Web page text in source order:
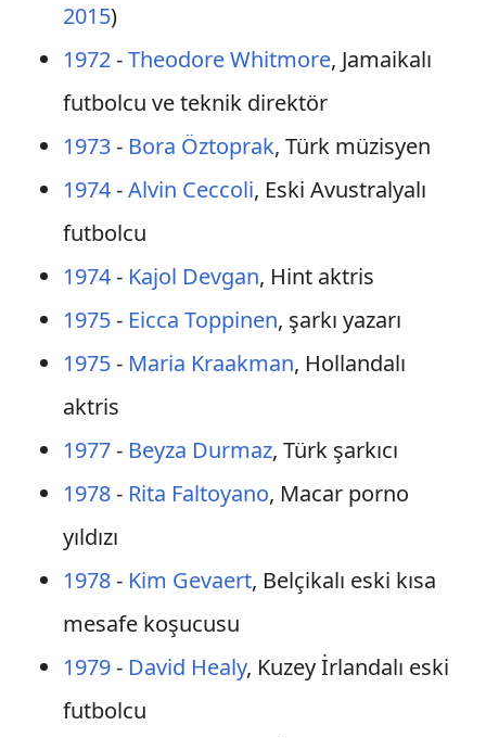
2015)
1972-Theodore Whitmore, Jamaikalı
futbolcu ve teknik direktör
1973- Bora Öztoprak, Türk müzisyen
1974-Alvin Ceccoli, Eski Avustralyalı
futbolcu
1974- Kajol Devgan, Hint aktris
1975- Eicca Toppinen, şarkı yazarı
1975- Maria Kraakman, Hollandalı
aktris
1977- Beyza Durmaz, Türk şarkıcı
1978- Rita Faltoyano, Macar porno
yıldızı
1978- Kim Gevaert, Belçikalı eski kısa
mesafe koşucusu
1979- David Healy, Kuzey İrlandalı eski
futbolcu